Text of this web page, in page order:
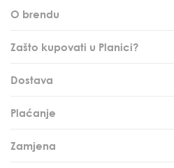
O brendu
Zašto kupovati u Planici?
Dostava
Plaćanje
Zamjena